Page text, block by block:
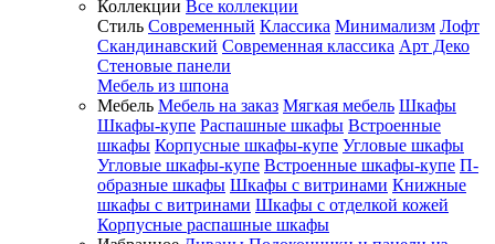
Коллекции Все коллекции
Стиль Современный Классика Минимализм Лофт
Скандинавский Современная классика Арт Деко
Стеновые панели
Мебель из шпона
Мебель Мебель на заказ Мягкая мебель Шкафы
Шкафы-купе Распашные шкафы Встроенные
шкафы Корпусные шкафы-купе Угловые шкафы
Угловые шкафы-купе Встроенные шкафы-купе П-
образные шкафы Шкафы с витринами Книжные
шкафы с витринами Шкафы c отделкой кожей
Корпусные распашные шкафы